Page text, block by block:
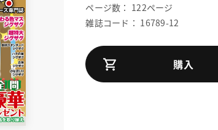
ページ数： 122ページ
雑誌コード： 16789-12
購入